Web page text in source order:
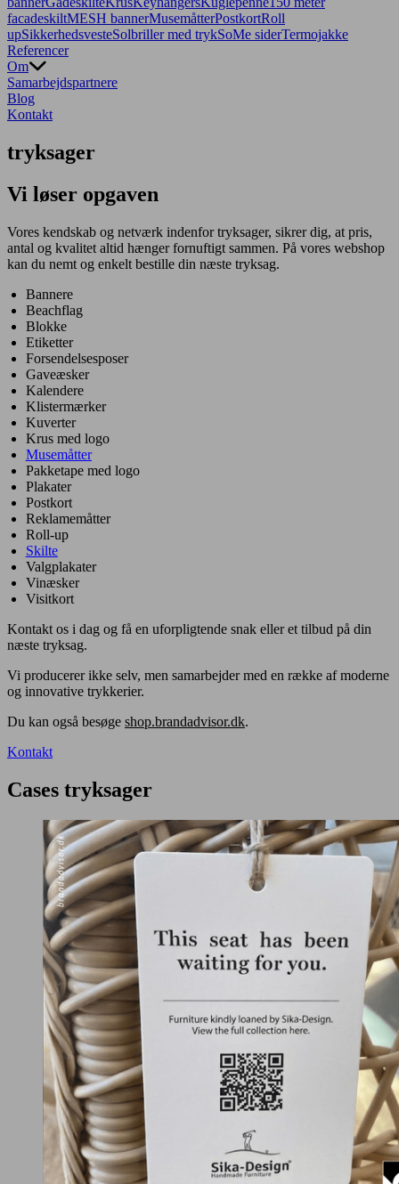
facadeskiltMESH bannerMusemåtterPostkortRoll
upSikkerhedsvesteSolbriller med trykSoMe siderTermojakke
Referencer
Om
Samarbejdspartnere
Blog
Kontakt
tryksager
Vi løser opgaven
Vores kendskab og netværk indenfor tryksager, sikrer dig, at pris,
antal og kvalitet altid hænger fornuftigt sammen. På vores webshop
kan du nemt og enkelt bestille din næste tryksag.
Bannere
Beachflag
Blokke
Etiketter
Forsendelsesposer
Gaveæsker
Kalendere
Klistermærker
Kuverter
Krus med logo
Musemåtter
Pakketape med logo
Plakater
Postkort
Reklamemåtter
Roll-up
Skilte
Valgplakater
Vinæsker
Visitkort
Kontakt os i dag og få en uforpligtende snak eller et tilbud på din
næste tryksag.
Vi producerer ikke selv, men samarbejder med en række af moderne
og innovative trykkerier.
Du kan også besøge shop.brandadvisor.dk.
Kontakt
Cases tryksager